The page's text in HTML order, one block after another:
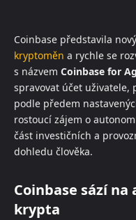
Coinbase představila
kryptoměn a rychle se
s názvem Coinbase for
spravovat účet uživatele,
podle předem
rostoucí zájem o
část investičních a
dohledu člověka.
Coinbase sází
krypta